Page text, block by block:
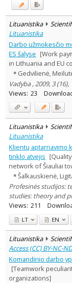
Lituanistika
Lituanistika
Darbo užmokesčio
ES šalyse [Work
in Lithuania and EU
Gedvilienė,
Vadyba , 2009, 3
Views: 23
Lituanistika
Lituanistika
Klientų aptarnavimo
tinklo atvejis
network of Šiauliai
Šalkauskienė,
Profesinės studijos:
studies: theory and
Views: 211
LT EN
Lituanistika
Access (CC) BY-NC-
Komandinio darbo
[Teamwork
organizations]